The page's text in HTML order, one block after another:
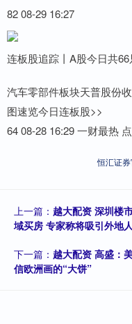
82 08-29 16:27
连板股追踪丨A股今日共
汽车零部件板块天普股份
图速览今日连板股>>
64 08-28 16:29 一财最热
恒汇证
上一篇： 越大配资 深圳楼
域买房 专家称将吸引外地
下一篇： 越大配资 高盛：
信欧洲画的“大饼”